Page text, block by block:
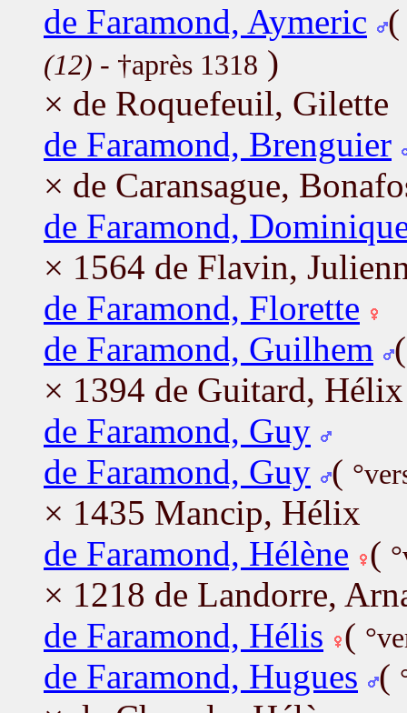
de Faramond, Aymeric
(12) - †après 1318 )
× de Roquefeuil, Gilette
de Faramond, Brenguier
× de Caransague,
de Faramond,
× 1564 de Flavin,
de Faramond, Florette
de Faramond, Guilhem
× 1394 de Guitard,
de Faramond, Guy
de Faramond, Guy (
× 1435 Mancip, Hélix
de Faramond, Hélène (
× 1218 de Landorre,
de Faramond, Hélis (
de Faramond, Hugues (